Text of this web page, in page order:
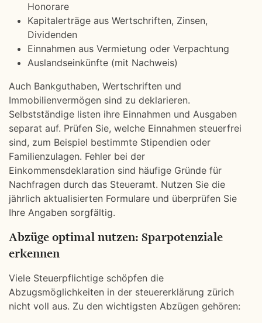
Honorare
Kapitalerträge aus Wertschriften, Zinsen,
Dividenden
Einnahmen aus Vermietung oder Verpachtung
Auslandseinkünfte (mit Nachweis)
Auch Bankguthaben, Wertschriften und
Immobilienvermögen sind zu deklarieren.
Selbstständige listen ihre Einnahmen und Ausgaben
separat auf. Prüfen Sie, welche Einnahmen steuerfrei
sind, zum Beispiel bestimmte Stipendien oder
Familienzulagen. Fehler bei der
Einkommensdeklaration sind häufige Gründe für
Nachfragen durch das Steueramt. Nutzen Sie die
jährlich aktualisierten Formulare und überprüfen Sie
Ihre Angaben sorgfältig.
Abzüge optimal nutzen: Sparpotenziale
erkennen
Viele Steuerpflichtige schöpfen die
Abzugsmöglichkeiten in der steuererklärung zürich
nicht voll aus. Zu den wichtigsten Abzügen gehören: